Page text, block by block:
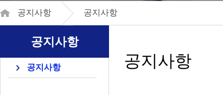
공지사항 공지사항
공지사항
공지사항 공지사항